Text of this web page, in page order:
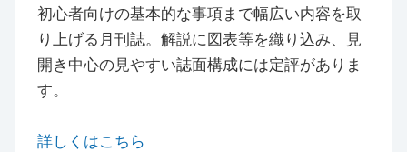
初心者向けの基本的な事項まで幅広い内容を取
り上げる月刊誌。解説に図表等を織り込み、見
開き中心の見やすい誌面構成には定評がありま
す。
詳しくはこちら